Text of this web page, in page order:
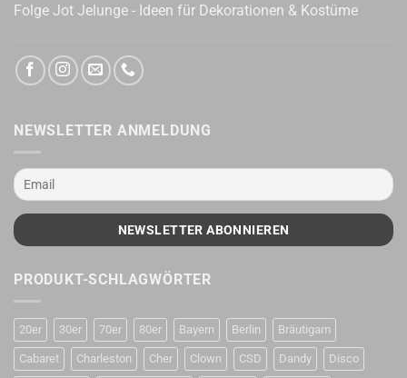
Folge Jot Jelunge - Ideen für Dekorationen & Kostüme
NEWSLETTER ANMELDUNG
PRODUKT-SCHLAGWÖRTER
20er 30er 70er 80er Bayern Berlin Bräutigam
Cabaret Charleston Cher Clown CSD Dandy Disco